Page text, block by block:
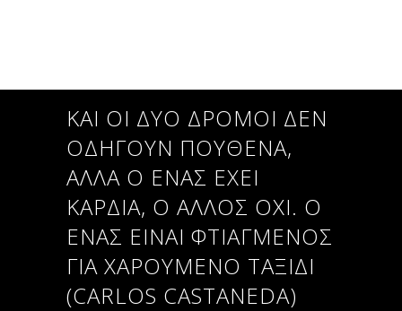
ΚΑΙ ΟΙ ΔΎΟ ΔΡΌΜΟΙ ΔΕΝ
ΟΔΗΓΟΎΝ ΠΟΥΘΕΝΆ,
ΑΛΛΆ Ο ΈΝΑΣ ΈΧΕΙ
ΚΑΡΔΙΆ, Ο ΆΛΛΟΣ ΌΧΙ. Ο
ΈΝΑΣ ΕΊΝΑΙ ΦΤΙΑΓΜΈΝΟΣ
ΓΙΑ ΧΑΡΟΎΜΕΝΟ ΤΑΞΊΔΙ
(CARLOS CASTANEDA)